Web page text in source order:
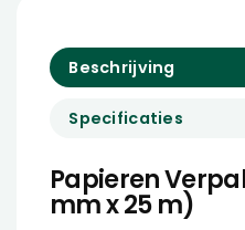
Beschrijving
Specificaties
Papieren
mm x 25 m)